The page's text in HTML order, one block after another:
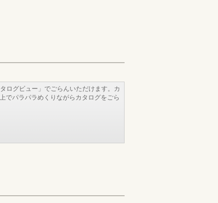
ログビュー」でごらんいただけます。カ
でパラパラめくりながらカタログをごら